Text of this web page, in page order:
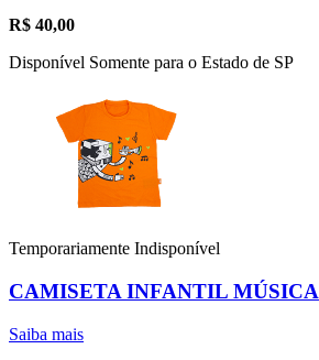
R$ 40,00
Disponível Somente para o Estado de SP
Temporariamente Indisponível
CAMISETA INFANTIL MÚSICA
Saiba mais